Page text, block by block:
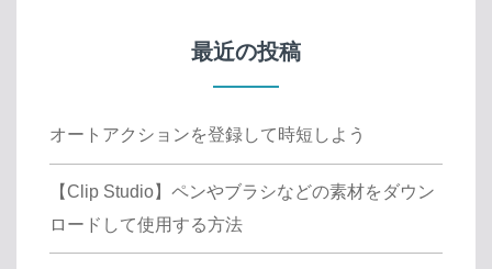
最近の投稿
オートアクションを登録して時短しよう
【Clip Studio】ペンやブラシなどの素材をダウン
ロードして使用する方法